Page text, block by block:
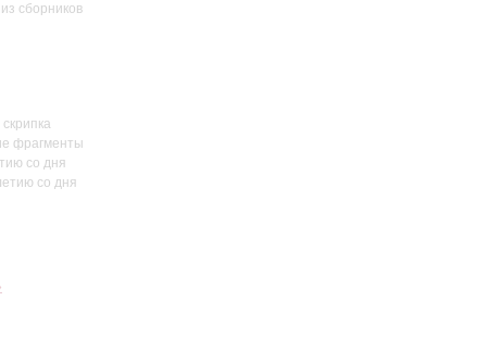
сборников
скрипка
фрагменты
со дня
со дня